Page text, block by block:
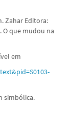
Zahar Editora:
O que mudou na
em
simbólica.